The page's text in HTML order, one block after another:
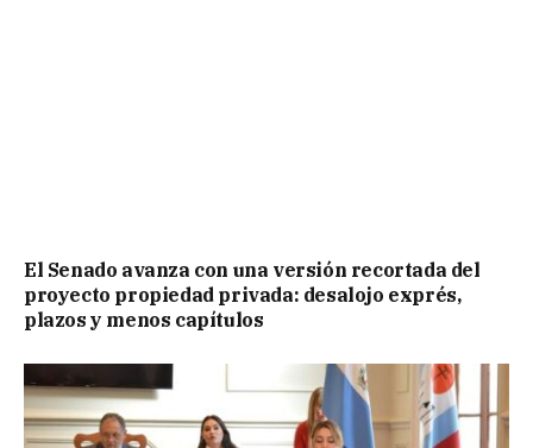
El Senado avanza con una versión recortada del
proyecto propiedad privada: desalojo exprés,
plazos y menos capítulos